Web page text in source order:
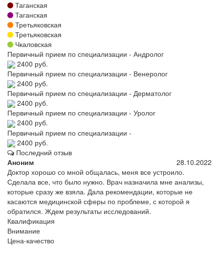
Таганская
Таганская
Третьяковская
Третьяковская
Чкаловская
Первичный прием по специализации - Андролог
2400 руб.
Первичный прием по специализации - Венеролог
2400 руб.
Первичный прием по специализации - Дерматолог
2400 руб.
Первичный прием по специализации - Уролог
2400 руб.
Первичный прием по специализации -
2400 руб.
Последний отзыв
Аноним
28.10.2022
Доктор хорошо со мной общалась, меня все устроило.
Сделала все, что было нужно. Врач назначила мне анализы,
которые сразу же взяла. Дала рекомендации, которые не
касаются медицинской сферы по проблеме, с которой я
обратился. Ждем результаты исследований.
Квалификация
Внимание
Цена-качество